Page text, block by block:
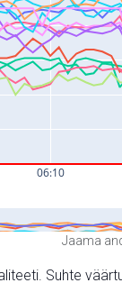
Jaama
Suhte